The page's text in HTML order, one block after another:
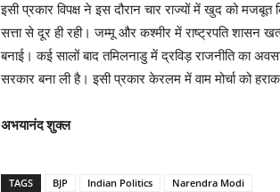
इसी प्रकार विपक्ष ने इस दौरान चार राज्यों में खुद को
सत्ता से दूर ही रही। जम्मू और कश्मीर में राष्ट्रपति
बनाई। कई सालों बाद तमिलनाडु में द्रविड़ राजनीति का
सरकार बना ली है। इसी प्रकार केरलम में वाम मोर्चा को
अभयानंद शुक्ल
TAGS BJP Indian Politics Narendra Modi